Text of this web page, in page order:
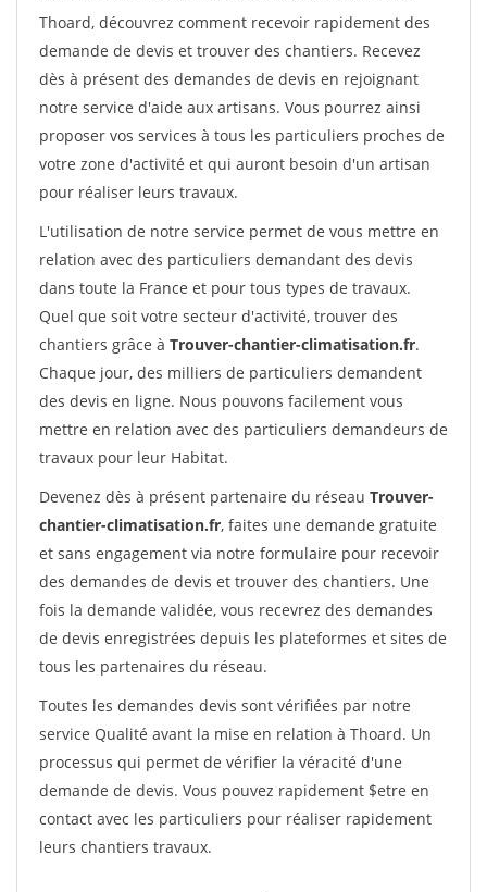
Thoard, découvrez comment recevoir rapidement des
demande de devis et trouver des chantiers. Recevez
dès à présent des demandes de devis en rejoignant
notre service d'aide aux artisans. Vous pourrez ainsi
proposer vos services à tous les particuliers proches de
votre zone d'activité et qui auront besoin d'un artisan
pour réaliser leurs travaux.
L'utilisation de notre service permet de vous mettre en
relation avec des particuliers demandant des devis
dans toute la France et pour tous types de travaux.
Quel que soit votre secteur d'activité, trouver des
chantiers grâce à Trouver-chantier-climatisation.fr.
Chaque jour, des milliers de particuliers demandent
des devis en ligne. Nous pouvons facilement vous
mettre en relation avec des particuliers demandeurs de
travaux pour leur Habitat.
Devenez dès à présent partenaire du réseau Trouver-
chantier-climatisation.fr, faites une demande gratuite
et sans engagement via notre formulaire pour recevoir
des demandes de devis et trouver des chantiers. Une
fois la demande validée, vous recevrez des demandes
de devis enregistrées depuis les plateformes et sites de
tous les partenaires du réseau.
Toutes les demandes devis sont vérifiées par notre
service Qualité avant la mise en relation à Thoard. Un
processus qui permet de vérifier la véracité d'une
demande de devis. Vous pouvez rapidement $etre en
contact avec les particuliers pour réaliser rapidement
leurs chantiers travaux.